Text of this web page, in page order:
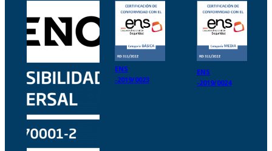
ENS
-2019/0023
ENS
-2019/0024